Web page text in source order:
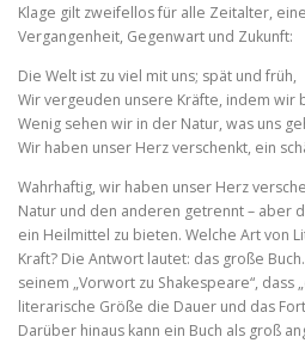
Klage gilt zweifellos für alle Zeitalter,
Vergangenheit, Gegenwart und Zukunft:
Die Welt ist zu viel mit uns; spät und früh,
Wir vergeuden unsere Kräfte, indem wir
Wenig sehen wir in der Natur, was uns
Wir haben unser Herz verschenkt, ein
Wahrhaftig, wir haben unser Herz
Natur und den anderen getrennt – aber
ein Heilmittel zu bieten. Welche Art von
Kraft? Die Antwort lautet: das große
seinem „Vorwort zu Shakespeare“, dass
literarische Größe die Dauer und das
Darüber hinaus kann ein Buch als groß